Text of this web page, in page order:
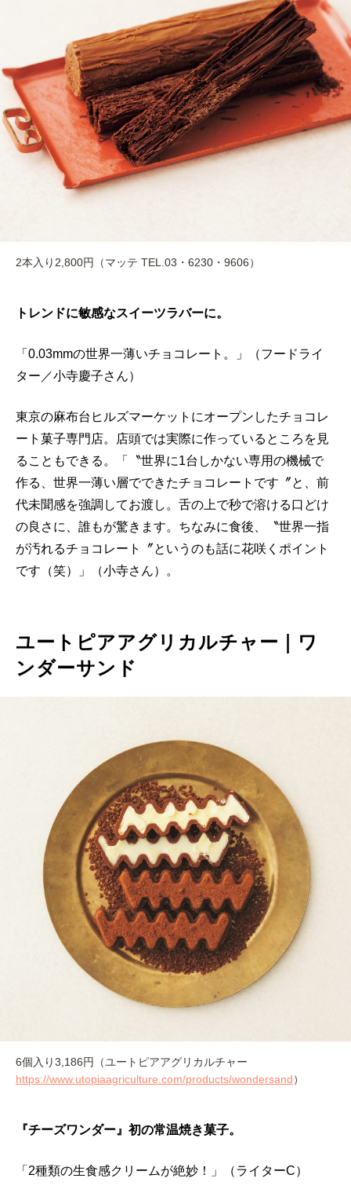
2本入り2,800円（マッテ TEL.03・6230・9606）
トレンドに敏感なスイーツラバーに。
「0.03mmの世界一薄いチョコレート。」（フードライ
ター／小寺慶子さん）
東京の麻布台ヒルズマーケットにオープンしたチョコレ
ート菓子専門店。店頭では実際に作っているところを見
ることもできる。「〝世界に1台しかない専用の機械で
作る、世界一薄い層でできたチョコレートです〞と、前
代未聞感を強調してお渡し。舌の上で秒で溶ける口どけ
の良さに、誰もが驚きます。ちなみに食後、〝世界一指
が汚れるチョコレート〞というのも話に花咲くポイント
です（笑）」（小寺さん）。
ユートピアアグリカルチャー｜ワ
ンダーサンド
6個入り3,186円（ユートピアアグリカルチャー
https://www.utopiaagriculture.com/products/wondersand）
『チーズワンダー』初の常温焼き菓子。
「2種類の生食感クリームが絶妙！」（ライターC）